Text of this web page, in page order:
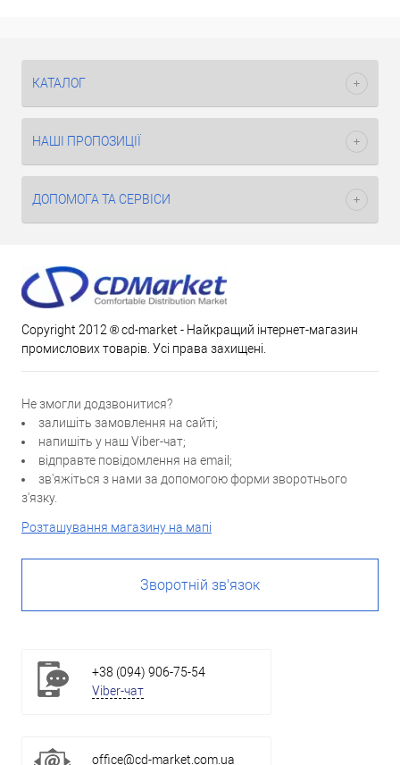
КАТАЛОГ
НАШІ ПРОПОЗИЦІЇ
ДОПОМОГА ТА СЕРВІСИ
Copyright 2012 ® cd-market - Найкращий інтернет-магазин
промислових товарів. Усі права захищені.
Не змогли додзвонитися?
залишіть замовлення на сайті;
напишіть у наш Viber-чат;
відправте повідомлення на email;
зв'яжіться з нами за допомогою форми зворотнього
з'язку.
Розташування магазину на мапі
Зворотній зв'язок
+38 (094) 906-75-54
Viber-чат
office@cd-market.com.ua